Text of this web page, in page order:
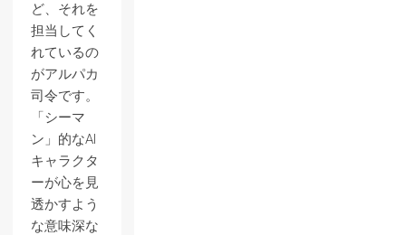
ど、それを
担当してく
れているの
がアルパカ
司令です。
「シーマ
ン」的なAI
キャラクタ
ーが心を見
透かすよう
な意味深な